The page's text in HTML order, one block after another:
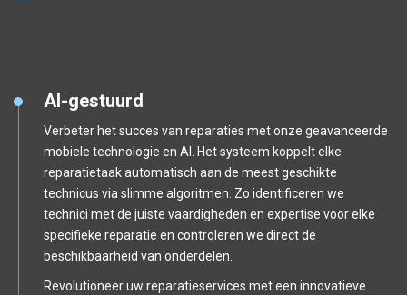
AI-gestuurd
Verbeter het succes van reparaties met onze geavanceerde
mobiele technologie en AI. Het systeem koppelt elke
reparatietaak automatisch aan de meest geschikte
technicus via slimme algoritmen. Zo identificeren we
technici met de juiste vaardigheden en expertise voor elke
specifieke reparatie en controleren we direct de
beschikbaarheid van onderdelen.
Revolutioneer uw reparatieservices met een innovatieve